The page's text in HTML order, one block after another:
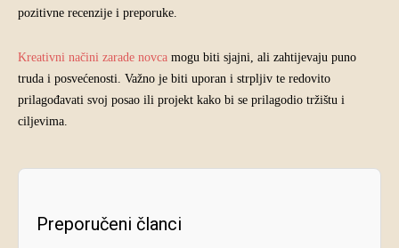
pozitivne recenzije i preporuke.
Kreativni načini zarade novca mogu biti sjajni, ali zahtijevaju puno
truda i posvećenosti. Važno je biti uporan i strpljiv te redovito
prilagođavati svoj posao ili projekt kako bi se prilagodio tržištu i
ciljevima.
Preporučeni članci